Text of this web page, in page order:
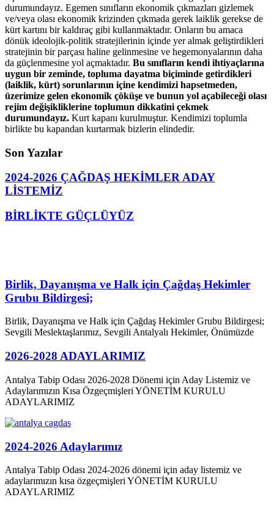
durumundayız. Egemen sınıfların ekonomik çıkmazları gizlemek
ve/veya olası ekonomik krizinden çıkmada gerek laiklik gerekse de
kürt kartını bir kaldıraç gibi kullanmaktadır. Onların bu amaca
dönük ideolojik-politik stratejilerinin içinde yer almak geliştirdikleri
stratejinin bir parçası haline gelinmesine ve hegemonyalarının daha
da güçlenmesine yol açmaktadır. Bu sınıfların kendi ihtiyaçlarına
uygun bir zeminde, topluma dayatma biçiminde getirdikleri
(laiklik, kürt) sorunlarının içine kendimizi hapsetmeden,
üzerimize gelen ekonomik çöküşe ve bunun yol açabileceği olası
rejim değişikliklerine toplumun dikkatini çekmek
durumundayız. Kurt kapanı kurulmuştur. Kendimizi toplumla
birlikte bu kapandan kurtarmak bizlerin elindedir.
Son Yazılar
2024-2026 ÇAĞDAŞ HEKİMLER ADAY
LİSTEMİZ
BİRLİKTE GÜÇLÜYÜZ
Birlik, Dayanışma ve Halk için Çağdaş Hekimler
Grubu Bildirgesi;
Birlik, Dayanışma ve Halk için Çağdaş Hekimler Grubu Bildirgesi;
Sevgili Meslektaşlarımız, Sevgili Antalyalı Hekimler, Önümüzde
2026-2028 ADAYLARIMIZ
Antalya Tabip Odası 2026-2028 Dönemi için Aday Listemiz ve
Adaylarımızın Kısa Özgeçmişleri YÖNETİM KURULU
ADAYLARIMIZ
2024-2026 Adaylarımız
Antalya Tabip Odası 2024-2026 dönemi için aday listemiz ve
adaylarımızın kısa özgeçmişleri YÖNETİM KURULU
ADAYLARIMIZ